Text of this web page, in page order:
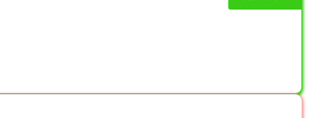
unan en una textura suave y moldeable